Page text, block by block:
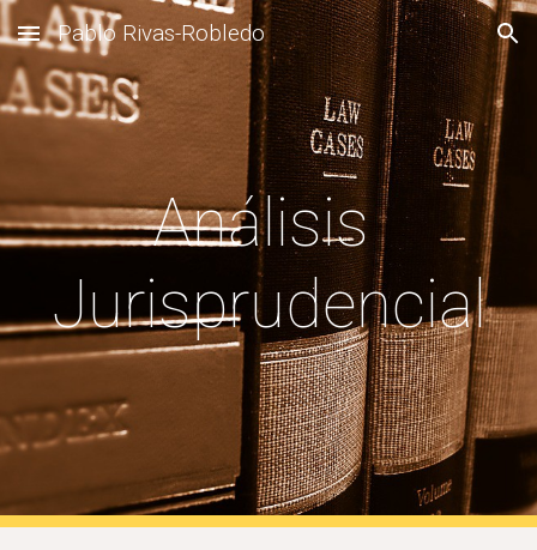
Skip to main content Skip to navigation
Pablo Rivas-Robledo
Análisis
Jurisprudencial